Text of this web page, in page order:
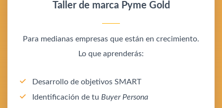
Taller de marca Pyme Gold
Para medianas empresas que están en crecimiento.
Lo que aprenderás:
Desarrollo de objetivos SMART
Identificación de tu Buyer Persona